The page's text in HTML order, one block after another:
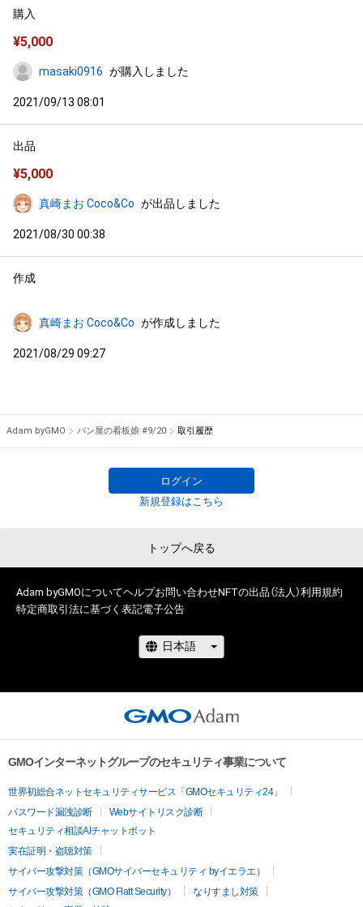
購入
¥5,000
masaki0916 が購入しました
2021/09/13 08:01
出品
¥5,000
真崎まお Coco&Co が出品しました
2021/08/30 00:38
作成
真崎まお Coco&Co が作成しました
2021/08/29 09:27
Adam byGMO パン屋の看板娘 #9/20 取引履歴
ログイン
新規登録はこちら
トップへ戻る
Adam byGMOについてヘルプお問い合わせNFTの出品（法人）利用規約
特定商取引法に基づく表記電子公告
GMOインターネットグループのセキュリティ事業について
世界初総合ネットセキュリティサービス「GMOセキュリティ24」
パスワード漏洩診断
Webサイトリスク診断
セキュリティ相談AIチャットボット
実在証明・盗聴対策
サイバー攻撃対策（GMOサイバーセキュリティ byイエラエ）
サイバー攻撃対策（GMO Flatt Security）
なりすまし対策